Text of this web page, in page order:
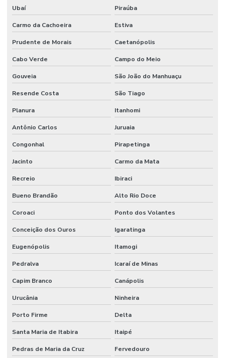
Terceirização de serviços de manutenção predial
Ubaí Piraúba
Carmo da Cachoeira Estiva
Prudente de Morais Caetanópolis
Cabo Verde Campo do Meio
Gouveia São João do Manhuaçu
Resende Costa São Tiago
Planura Itanhomi
Antônio Carlos Juruaia
Congonhal Pirapetinga
Jacinto Carmo da Mata
Recreio Ibiraci
Bueno Brandão Alto Rio Doce
Coroaci Ponto dos Volantes
Conceição dos Ouros Igaratinga
Eugenópolis Itamogi
Pedralva Icaraí de Minas
Capim Branco Canápolis
Urucânia Ninheira
Porto Firme Delta
Santa Maria de Itabira Itaipé
Pedras de Maria da Cruz Fervedouro